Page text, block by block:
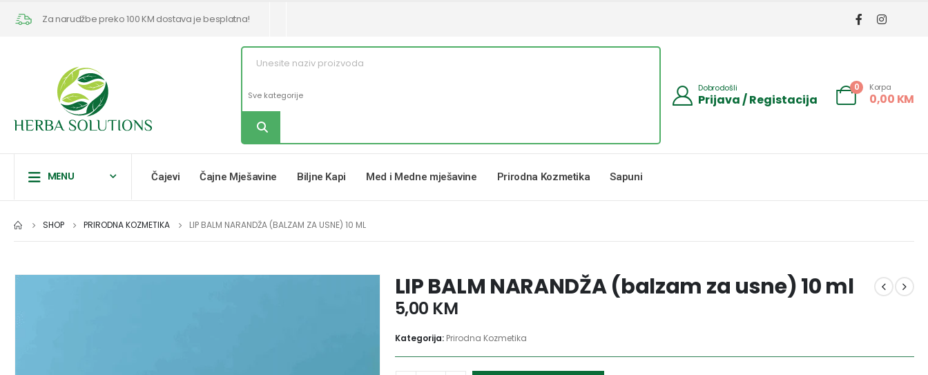
Za narudžbe preko 100 KM dostava je besplatna!
Dobrodošli
Prijava / Registacija
0 Korpa
0,00 KM
MENU Čajevi Čajne Mješavine Biljne Kapi Med i Medne mješavine Prirodna Kozmetika Sapuni
SHOP PRIRODNA KOZMETIKA LIP BALM NARANDŽA (BALZAM ZA USNE) 10 ML
LIP BALM NARANDŽA (balzam za usne) 10 ml
5,00 KM
Kategorija: Prirodna Kozmetika